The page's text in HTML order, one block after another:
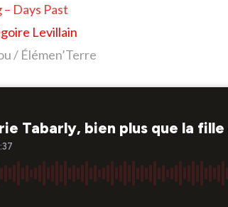
– Days Past
Levillain
/ Élémen’Terre